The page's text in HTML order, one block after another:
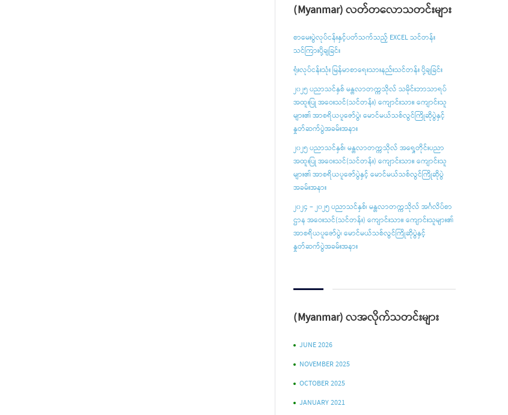
(Myanmar) လတ်တလောသတင်းများ
စာမေးပွဲလုပ်ငန်းနှင့်ပတ်သက်သည့် EXCEL သင်တန်း
သင်ကြားပို့ချခြင်း
ရုံးလုပ်ငန်းသုံး မြန်မာစာရေးသားနည်းသင်တန်း ပို့ချခြင်း
၂၀၂၅ ပညာသင်နှစ် မန္တလာတက္ကသိုလ် သမိုင်းဘာသာရပ်
အထူးပြု အဝေးသင်(သင်တန်း) ကျောင်းသား၊ ကျောင်းသူ
များ၏ အာစရိယပူဇော်ပွဲ၊ မောင်မယ်သစ်လွင်ကြိုဆိုပွဲနှင့်
နှုတ်ဆက်ပွဲအခမ်းအနား
၂၀၂၅ ပညာသင်နှစ်၊ မန္တလာတက္ကသိုလ် အရှေ့တိုင်းပညာ
အထူးပြု အဝေးသင်(သင်တန်း) ကျောင်းသား၊ ကျောင်းသူ
များ၏ အာစရိယပူ‌ဇော်ပွဲနှင့် မောင်မယ်သစ်လွင်ကြိုဆိုပွဲ
အခမ်းအနား
၂၀၂၄ – ၂၀၂၅ ပညာသင်နှစ်၊ မန္တလာတက္ကသိုလ် အင်္ဂလိပ်စာ
ဌာန အဝေးသင်(သင်တန်း) ကျောင်းသား၊ ကျောင်းသူများ၏
အာစရိယပူဇော်ပွဲ၊ မောင်မယ်သစ်လွင်ကြိုဆိုပွဲနှင့်
နှုတ်ဆက်ပွဲအခမ်းအနား
(Myanmar) လအလိုက်သတင်းများ
JUNE 2026
NOVEMBER 2025
OCTOBER 2025
JANUARY 2021